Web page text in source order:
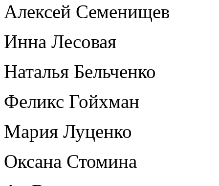
Алексей Семенищев
Инна Лесовая
Наталья Бельченко
Феликс Гойхман
Мария Луценко
Оксана Стомина